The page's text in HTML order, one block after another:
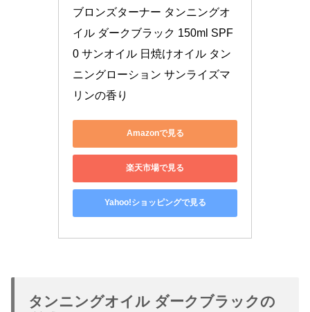
ブロンズターナー タンニングオ
イル ダークブラック 150ml SPF
0 サンオイル 日焼けオイル タン
ニングローション サンライズマ
リンの香り
Amazonで見る
楽天市場で見る
Yahoo!ショッピングで見る
タンニングオイル ダークブラックの